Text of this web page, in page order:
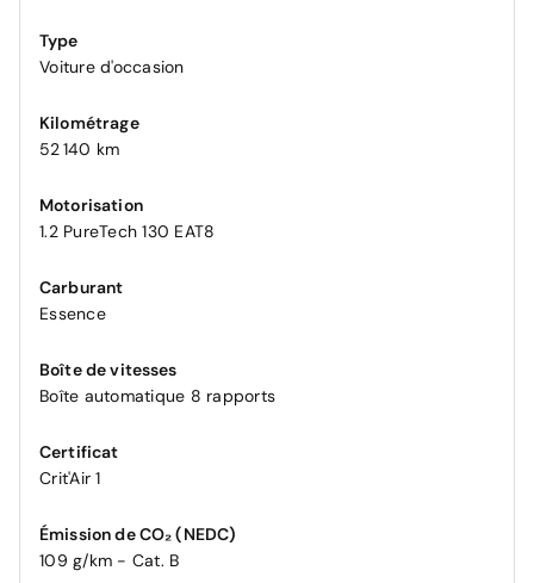
Type
Voiture d'occasion
Kilométrage
52 140 km
Motorisation
1.2 PureTech 130 EAT8
Carburant
Essence
Boîte de vitesses
Boîte automatique 8 rapports
Certificat
Crit'Air 1
Émission de CO₂ (NEDC)
109 g/km - Cat. B